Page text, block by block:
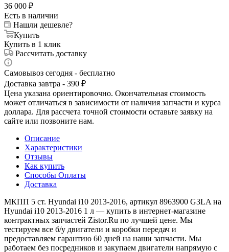
36 000 ₽
Есть в наличии
Нашли дешевле?
Купить
Купить в 1 клик
Рассчитать доставку
Самовывоз сегодня - бесплатно
Доставка завтра - 390 ₽
Цена указана ориентировочно. Окончательная стоимость
может отличаться в зависимости от наличия запчасти и курса
доллара. Для рассчета точной стоимости оставьте заявку на
сайте или позвоните нам.
Описание
Характеристики
Отзывы
Как купить
Способы Оплаты
Доставка
МКПП 5 ст. Hyundai i10 2013-2016, артикул 8963900 G3LA на
Hyundai i10 2013-2016 1 л — купить в интернет-магазине
контрактных запчастей Zistor.Ru по лучшей цене. Мы
тестируем все б/у двигатели и коробки передач и
предоставляем гарантию 60 дней на наши запчасти. Мы
работаем без посредников и закупаем двигатели напрямую с